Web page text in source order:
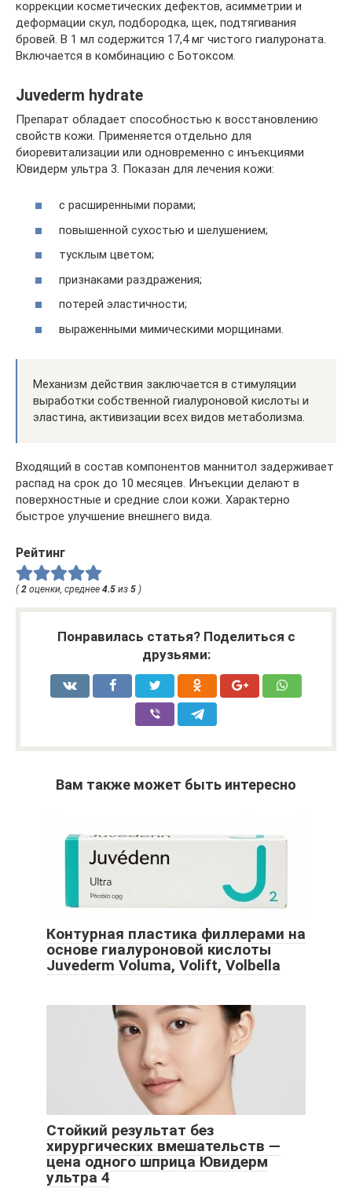
коррекции косметических дефектов, асимметрии и
деформации скул, подбородка, щек, подтягивания
бровей. В 1 мл содержится 17,4 мг чистого гиалуроната.
Включается в комбинацию с Ботоксом.
Juvederm hydrate
Препарат обладает способностью к восстановлению
свойств кожи. Применяется отдельно для
биоревитализации или одновременно с инъекциями
Ювидерм ультра 3. Показан для лечения кожи:
с расширенными порами;
повышенной сухостью и шелушением;
тусклым цветом;
признаками раздражения;
потерей эластичности;
выраженными мимическими морщинами.
Механизм действия заключается в стимуляции
выработки собственной гиалуроновой кислоты и
эластина, активизации всех видов метаболизма.
Входящий в состав компонентов маннитол задерживает
распад на срок до 10 месяцев. Инъекции делают в
поверхностные и средние слои кожи. Характерно
быстрое улучшение внешнего вида.
Рейтинг
( 2 оценки, среднее 4.5 из 5 )
Понравилась статья? Поделиться с
друзьями:
Вам также может быть интересно
Контурная пластика филлерами на
основе гиалуроновой кислоты
Juvederm Voluma, Volift, Volbella
Стойкий результат без
хирургических вмешательств —
цена одного шприца Ювидерм
ультра 4